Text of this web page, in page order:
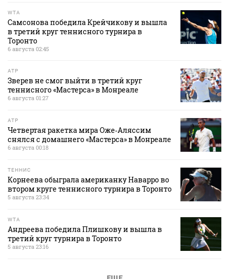
WTA
Самсонова победила Крейчикову и вышла
в третий круг теннисного турнира в
Торонто
6 августа 02:45
ATP
Зверев не смог выйти в третий круг
теннисного «Мастерса» в Монреале
6 августа 01:27
ATP
Четвертая ракетка мира Оже‑Аляссим
снялся с домашнего «Мастерса» в Монреале
6 августа 00:18
ТЕННИС
Корнеева обыграла американку Наварро во
втором круге теннисного турнира в Торонто
5 августа 23:34
WTA
Андреева победила Плишкову и вышла в
третий круг турнира в Торонто
5 августа 23:16